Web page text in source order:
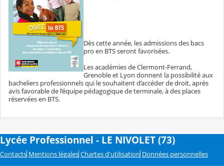
Dès cette année, les admissions des bacs
pro en BTS seront favorisées.
Les académies de Clermont-Ferrand,
Grenoble et Lyon donnent la possibilité aux
bacheliers professionnels qui le souhaitent d’accéder de droit, après
avis favorable de l’équipe pédagogique de terminale, à des places
réservées en BTS.
Lycée Professionnel - LE NIVOLET (73)
Contacts Mentions légales Chartes d'utilisation Données personnelles